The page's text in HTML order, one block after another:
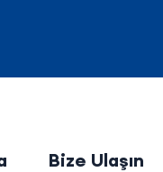
Bize Ulaşın